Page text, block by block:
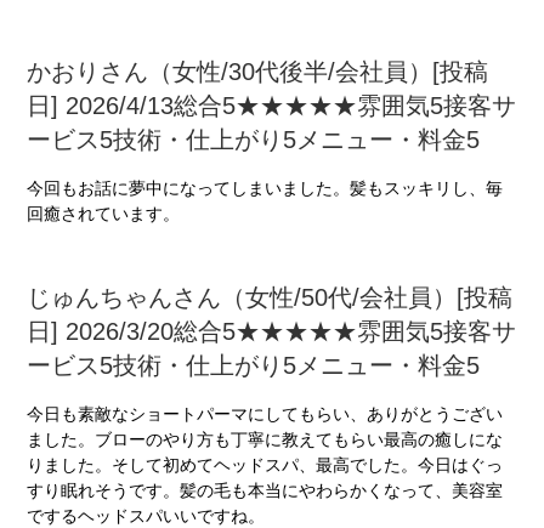
かおりさん（女性/30代後半/会社員）[投稿
日] 2026/4/13総合5★★★★★雰囲気5接客サ
ービス5技術・仕上がり5メニュー・料金5
今回もお話に夢中になってしまいました。髪もスッキリし、毎
回癒されています。
じゅんちゃんさん（女性/50代/会社員）[投稿
日] 2026/3/20総合5★★★★★雰囲気5接客サ
ービス5技術・仕上がり5メニュー・料金5
今日も素敵なショートパーマにしてもらい、ありがとうござい
ました。ブローのやり方も丁寧に教えてもらい最高の癒しにな
りました。そして初めてヘッドスパ、最高でした。今日はぐっ
すり眠れそうです。髪の毛も本当にやわらかくなって、美容室
でするヘッドスパいいですね。